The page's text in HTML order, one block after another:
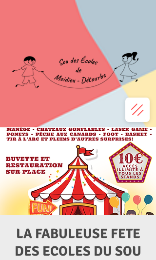
LA FABULEUSE FETE
DES ECOLES DU SOU